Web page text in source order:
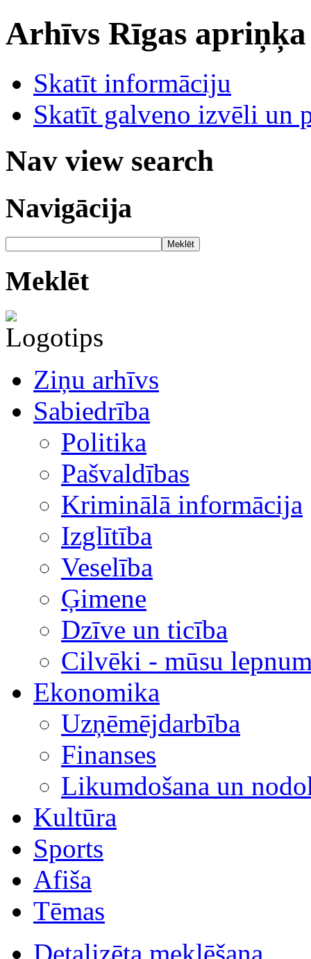
Arhīvs Rīgas
Skatīt informāciju
Skatīt galveno izvēli un
Nav view search
Navigācija
Meklēt
Meklēt
Ziņu arhīvs
Sabiedrība
Politika
Pašvaldības
Kriminālā informācija
Izglītība
Veselība
Ģimene
Dzīve un ticība
Cilvēki - mūsu
Ekonomika
Uzņēmējdarbība
Finanses
Likumdošana un
Kultūra
Sports
Afiša
Tēmas
Detalizēta meklēšana